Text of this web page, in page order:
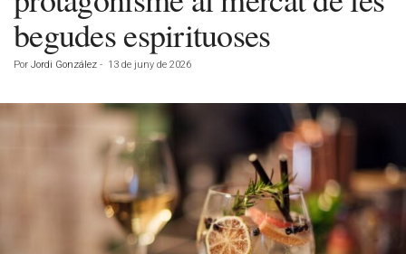
begudes espirituoses
Por Jordi González - 13 de juny de 2026